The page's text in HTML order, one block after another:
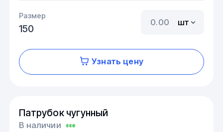
Размер
150
шт
Узнать цену
Патрубок чугунный
В наличии